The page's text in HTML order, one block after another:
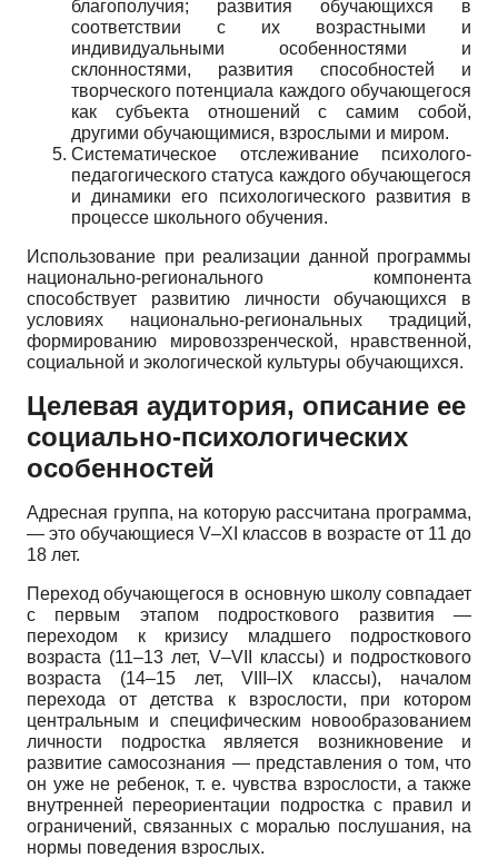
благополучия; развития обучающихся в
соответствии с их возрастными и
индивидуальными особенностями и
склонностями, развития способностей и
творческого потенциала каждого обучающегося
как субъекта отношений с самим собой,
другими обучающимися, взрослыми и миром.
Систематическое отслеживание психолого-
педагогического статуса каждого обучающегося
и динамики его психологического развития в
процессе школьного обучения.
Использование при реализации данной программы
национально-регионального компонента
способствует развитию личности обучающихся в
условиях национально-региональных традиций,
формированию мировоззренческой, нравственной,
социальной и экологической культуры обучающихся.
Целевая аудитория, описание ее
социально-психологических
особенностей
Адресная группа, на которую рассчитана программа,
— это обучающиеся V–XI классов в возрасте от 11 до
18 лет.
Переход обучающегося в основную школу совпадает
с первым этапом подросткового развития —
переходом к кризису младшего подросткового
возраста (11–13 лет, V–VII классы) и подросткового
возраста (14–15 лет, VIII–IX классы), началом
перехода от детства к взрослости, при котором
центральным и специфическим новообразованием
личности подростка является возникновение и
развитие самосознания — представления о том, что
он уже не ребенок, т. е. чувства взрослости, а также
внутренней переориентации подростка с правил и
ограничений, связанных с моралью послушания, на
нормы поведения взрослых.